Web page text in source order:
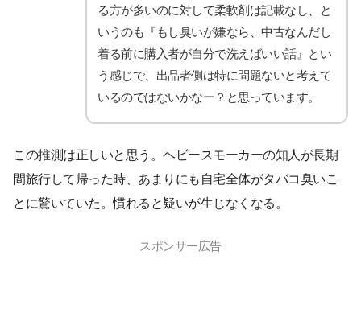
る方が多いのに対して柔軟剤は記載なし、と
いうのも『もし臭いが嫌なら、中古なんだし
着る前に購入者が自分で洗えばいい話』とい
う感じで、出品者側は特に問題ないと考えて
いるのではないかなー？と思っています。
この推測は正しいと思う。ヘビースモーカーの知人が長期
間旅行して帰った時、あまりにも自宅全体がタバコ臭いこ
とに驚いていた。慣れると疑いが生じなくなる。
スポンサー広告